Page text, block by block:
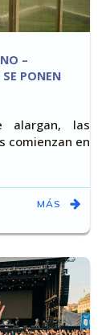
–
PONEN
alargan, las
comienzan en
MÁS